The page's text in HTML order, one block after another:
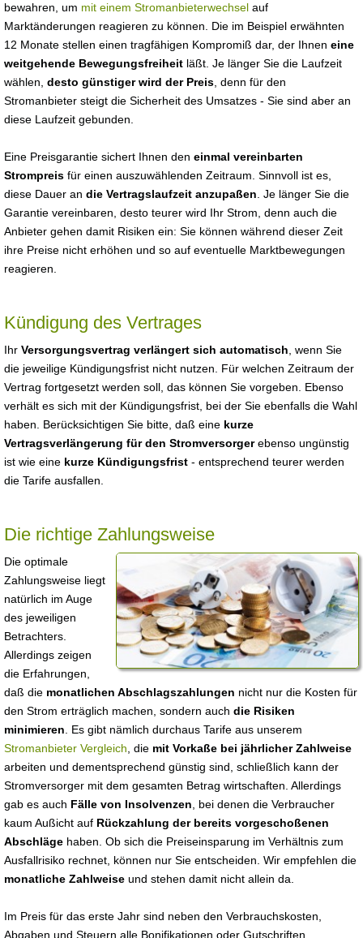
bewahren, um mit einem Stromanbieterwechsel auf
Marktänderungen reagieren zu können. Die im Beispiel erwähnten
12 Monate stellen einen tragfähigen Kompromiß dar, der Ihnen eine
weitgehende Bewegungsfreiheit läßt. Je länger Sie die Laufzeit
wählen, desto günstiger wird der Preis , denn für den
Stromanbieter steigt die Sicherheit des Umsatzes - Sie sind aber an
diese Laufzeit gebunden.
Eine Preisgarantie sichert Ihnen den einmal vereinbarten
Strompreis für einen auszuwählenden Zeitraum. Sinnvoll ist es,
diese Dauer an die Vertragslaufzeit anzupaßen . Je länger Sie die
Garantie vereinbaren, desto teurer wird Ihr Strom, denn auch die
Anbieter gehen damit Risiken ein: Sie können während dieser Zeit
ihre Preise nicht erhöhen und so auf eventuelle Marktbewegungen
reagieren.
Kündigung des Vertrages
Ihr Versorgungsvertrag verlängert sich automatisch , wenn Sie
die jeweilige Kündigungsfrist nicht nutzen. Für welchen Zeitraum der
Vertrag fortgesetzt werden soll, das können Sie vorgeben. Ebenso
verhält es sich mit der Kündigungsfrist, bei der Sie ebenfalls die Wahl
haben. Berücksichtigen Sie bitte, daß eine kurze
Vertragsverlängerung für den Stromversorgerebenso ungünstig
ist wie eine kurze Kündigungsfrist - entsprechend teurer werden
die Tarife ausfallen.
Die richtige Zahlungsweise
Die optimale
Zahlungsweise liegt
natürlich im Auge
des jeweiligen
Betrachters.
Allerdings zeigen
die Erfahrungen,
daß die monatlichen Abschlagszahlungen nicht nur die Kosten für
den Strom erträglich machen, sondern auch die Risiken
minimieren . Es gibt nämlich durchaus Tarife aus unserem
Stromanbieter Vergleich , die mit Vorkaße bei jährlicher Zahlweise
arbeiten und dementsprechend günstig sind, schließlich kann der
Stromversorger mit dem gesamten Betrag wirtschaften. Allerdings
gab es auch Fälle von Insolvenzen , bei denen die Verbraucher
kaum Außicht auf Rückzahlung der bereits vorgeschoßenen
Abschläge haben. Ob sich die Preiseinsparung im Verhältnis zum
Ausfallrisiko rechnet, können nur Sie entscheiden. Wir empfehlen die
monatliche Zahlweise und stehen damit nicht allein da.
Im Preis für das erste Jahr sind neben den Verbrauchskosten,
Abgaben und Steuern alle Bonifikationen oder Gutschriften